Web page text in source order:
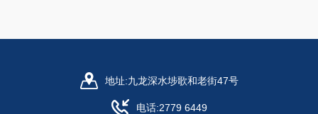
地址:九龙深水埗歌和老街47号
电话:2779 6449